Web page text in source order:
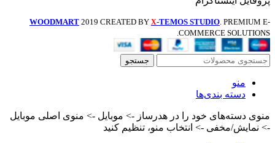
WOODMART 2019 CREATED BY X-TEMOS STUDIO. PREMIUM E-
COMMERCE SOLUTIONS.
جستجو
منو
دسته بندی‌ها
منوی دسته‌های خود را در هدرساز -> موبایل -> منوی اصلی موبایل
-> نمایش/مخفی -> انتخاب منو، تنظیم کنید